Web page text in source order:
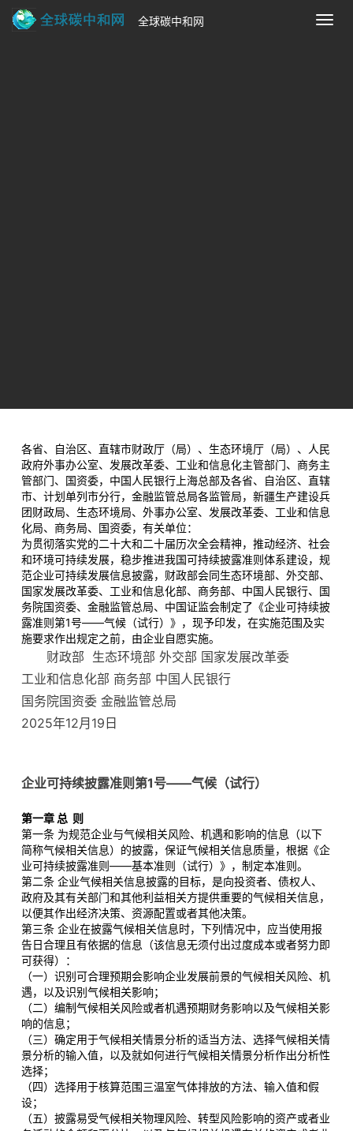
切
全球碳中和网
各省、自治区、直辖市财政厅（局）、生态环境厅（局）、人民
政府外事办公室、发展改革委、工业和信息化主管部门、商务主
管部门、国资委，中国人民银行上海总部及各省、自治区、直辖
市、计划单列市分行，金融监管总局各监管局，新疆生产建设兵
团财政局、生态环境局、外事办公室、发展改革委、工业和信息
化局、商务局、国资委，有关单位：
为贯彻落实党的二十大和二十届历次全会精神，推动经济、社会
和环境可持续发展，稳步推进我国可持续披露准则体系建设，规
范企业可持续发展信息披露，财政部会同生态环境部、外交部、
国家发展改革委、工业和信息化部、商务部、中国人民银行、国
务院国资委、金融监管总局、中国证监会制定了《企业可持续披
露准则第1号——气候（试行）》，现予印发，在实施范围及实
施要求作出规定之前，由企业自愿实施。
财政部 生态环境部 外交部 国家发展改革委
工业和信息化部 商务部 中国人民银行
国务院国资委 金融监管总局
2025年12月19日
企业可持续披露准则第1号——气候（试行）
第一章 总 则
第一条 为规范企业与气候相关风险、机遇和影响的信息（以下
简称气候相关信息）的披露，保证气候相关信息质量，根据《企
业可持续披露准则——基本准则（试行）》，制定本准则。
第二条 企业气候相关信息披露的目标，是向投资者、债权人、
政府及其有关部门和其他利益相关方提供重要的气候相关信息，
以便其作出经济决策、资源配置或者其他决策。
第三条 企业在披露气候相关信息时，下列情况中，应当使用报
告日合理且有依据的信息（该信息无须付出过度成本或者努力即
可获得）：
（一）识别可合理预期会影响企业发展前景的气候相关风险、机
遇，以及识别气候相关影响；
（二）编制气候相关风险或者机遇预期财务影响以及气候相关影
响的信息；
（三）确定用于气候相关情景分析的适当方法、选择气候相关情
景分析的输入值，以及就如何进行气候相关情景分析作出分析性
选择；
（四）选择用于核算范围三温室气体排放的方法、输入值和假
设；
（五）披露易受气候相关物理风险、转型风险影响的资产或者业